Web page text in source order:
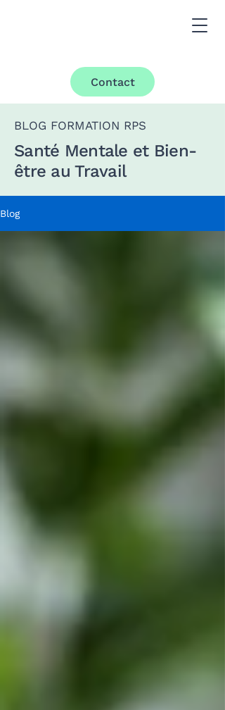
Contact
BLOG FORMATION RPS
Santé Mentale et Bien-
être au Travail
Blog